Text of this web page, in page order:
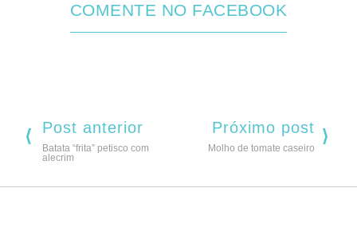
COMENTE NO FACEBOOK
Post anterior
Batata “frita” petisco com
alecrim
Próximo post
Molho de tomate caseiro